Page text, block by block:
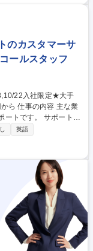
連の進捗管理 【仕事の
構築に携われます。
きる面白さがありま
のカスタマーサ
ールスタッフ
な業
ートです。 サポート対
まで多岐にわたりま
い」といった旅先での
ートが、お客様の不安
す。 募集職種
マーサポート/月給30
英語